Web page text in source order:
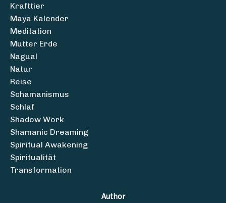
Krafttier
Maya Kalender
Meditation
Mutter Erde
Nagual
Natur
Reise
Schamanismus
Schlaf
Shadow Work
Shamanic Dreaming
Spiritual Awakening
Spiritualität
Transformation
Author